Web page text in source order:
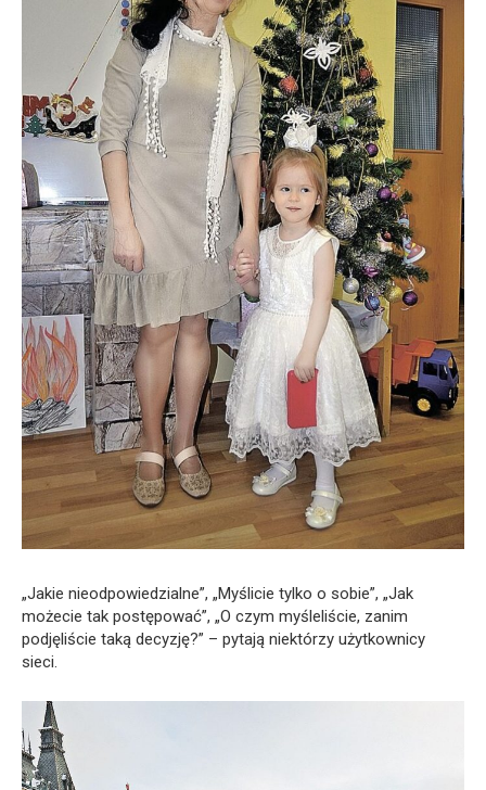
„Jakie nieodpowiedzialne”, „Myślicie tylko o sobie”, „Jak
możecie tak postępować”, „O czym myśleliście, zanim
podjęliście taką decyzję?” – pytają niektórzy użytkownicy
sieci.